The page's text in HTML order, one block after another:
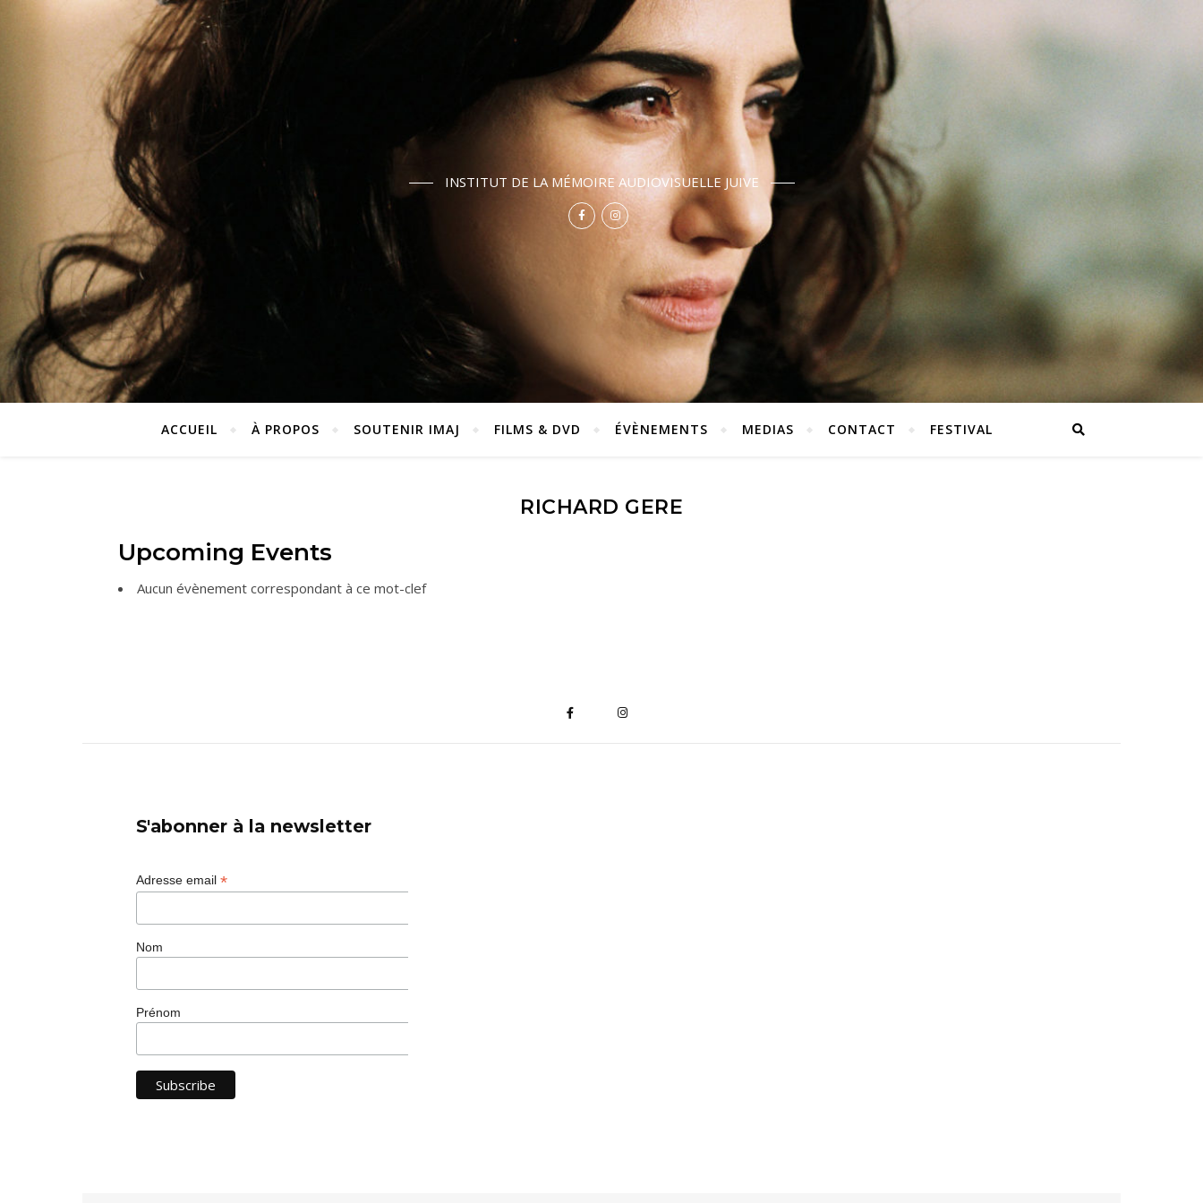
INSTITUT DE LA MÉMOIRE AUDIOVISUELLE JUIVE
ACCUEIL À PROPOS SOUTENIR IMAJ FILMS & DVD ÉVÈNEMENTS MEDIAS CONTACT FESTIVAL
RICHARD GERE
Upcoming Events
Aucun évènement correspondant à ce mot-clef
S'abonner à la newsletter
Adresse email *
Nom
Prénom